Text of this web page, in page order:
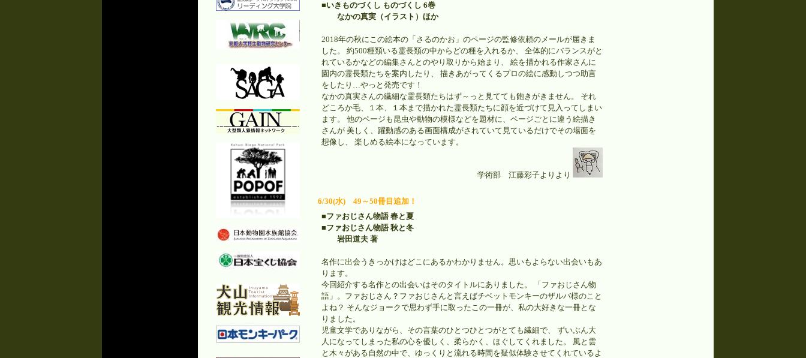
■いきものづくし ものづくし 6巻
なかの真実（イラスト）ほか
2018年の秋にこの絵本の「さるのかお」のページの監修依頼のメールが届きま
した。 約500種類いる霊長類の中からどの種を入れるか、 全体的にバランスがと
れているかなどの編集さんとのやり取りから始まり、 絵を描かれる作家さんに
園内の霊長類たちを案内したり、 描きあがってくるプロの絵に感動しつつ助言
をしたり…やっと発売です！
なかの真実さんの繊細な霊長類たちはず～っと見てても飽きがきません。 それ
どころか毛、１本、１本まで描かれた霊長類たちに顔を近づけて見入ってしまい
ます。 他のページも昆虫や動物の模様などを題材に、ページごとに違う絵描き
さんが 美しく、躍動感のある画面構成がされていて見ているだけでその場面を
想像し、 楽しめる絵本になっています。
学術部 江藤彩子よりより
6/30(水) 49～50冊目追加！
■ファおじさん物語 春と夏
■ファおじさん物語 秋と冬
岩田道夫 著
名作に出会うきっかけはどこにあるかわかりません。思いもよらない出会いもあ
ります。
今回紹介する名作との出会いはそのタイトルにありました。 「ファおじさん物
語」。ファおじさん？ファおじさんと言えばチベットモンキーのザルバ様のこと
よね？ そんなジョークで思わず手に取ったこの一冊が、私の大好きな一冊とな
りました。
児童文学でありながら、その言葉のひとつひとつがとても繊細で、 ずいぶん大
人になってしまった私の心を優しく、柔らかく、ほぐしてくれました。 風と雲
と木々がある自然の中で、ゆっくりと流れる時間を疑似体験させてくれているよ